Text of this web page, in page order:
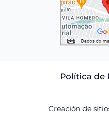
Política de
Creación de